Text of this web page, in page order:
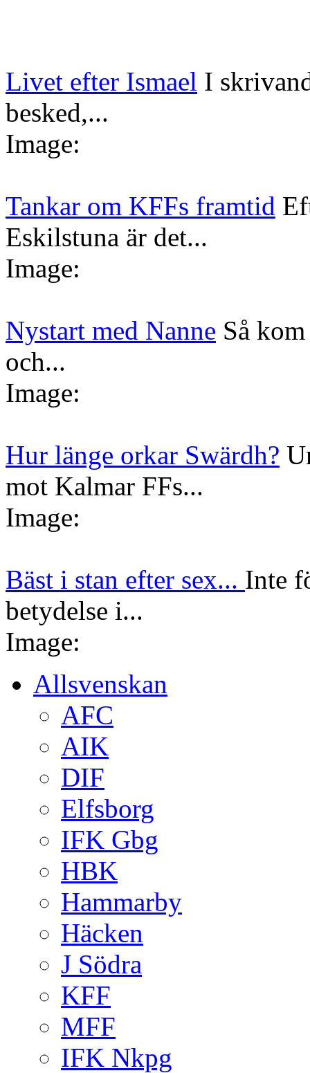
Livet efter Ismael I
besked,...
Image:
Tankar om KFFs framtid
Eskilstuna är det...
Image:
Nystart med Nanne Så
och...
Image:
Hur länge orkar Swärdh?
mot Kalmar FFs...
Image:
Bäst i stan efter sex... Inte
betydelse i...
Image:
Allsvenskan
AFC
AIK
DIF
Elfsborg
IFK Gbg
HBK
Hammarby
Häcken
J Södra
KFF
MFF
IFK Nkpg